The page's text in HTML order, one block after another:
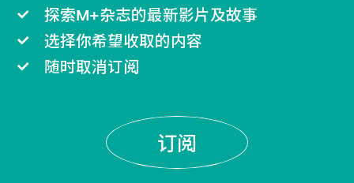
探索M+杂志的最新影片及故事
选择你希望收取的内容
随时取消订阅
订阅